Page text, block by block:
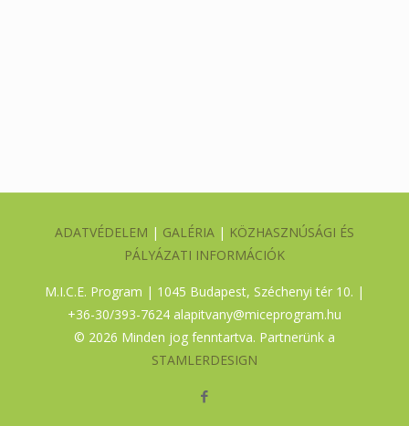
ADATVÉDELEM | GALÉRIA | KÖZHASZNÚSÁGI ÉS
PÁLYÁZATI INFORMÁCIÓK
M.I.C.E. Program | 1045 Budapest, Széchenyi tér 10. |
+36-30/393-7624 alapitvany@miceprogram.hu
© 2026 Minden jog fenntartva. Partnerünk a
STAMLERDESIGN